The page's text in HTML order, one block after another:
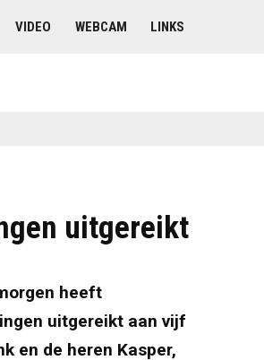
VIDEO WEBCAM LINKS
uitgereikt
heeft
uitgereikt aan vijf
en de heren Kasper,